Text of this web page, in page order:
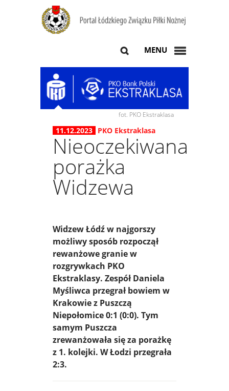
MENU
fot. PKO Ekstraklasa
11.12.2023 PKO Ekstraklasa
Nieoczekiwana
porażka
Widzewa
Widzew Łódź w najgorszy
możliwy sposób rozpoczął
rewanżowe granie w
rozgrywkach PKO
Ekstraklasy. Zespół Daniela
Myśliwca przegrał bowiem w
Krakowie z Puszczą
Niepołomice 0:1 (0:0). Tym
samym Puszcza
zrewanżowała się za porażkę
z 1. kolejki. W Łodzi przegrała
2:3.